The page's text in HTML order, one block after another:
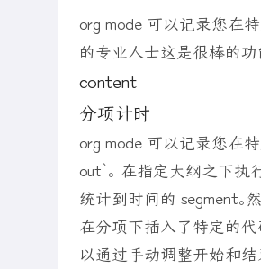
org mode 可以记录您在
的专业人士这是很棒的功
content
分项计时
org mode 可以记录您在
out`。 在指定大纲之下执
统计到时间的 segment。
在分项下插入了特定的
以通过手动调整开始和结